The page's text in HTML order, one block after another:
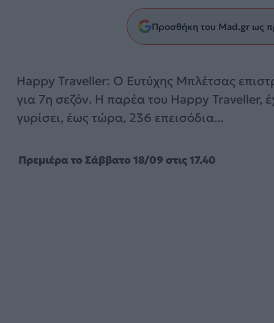
Προσθήκη του Mad.gr ως
Happy Traveller: Ο Ευτύχης Μπλέτσας
για 7η σεζόν. Η παρέα του Happy Traveller,
γυρίσει, έως τώρα, 236 επεισόδια...
Πρεμιέρα το Σάββατο 18/09 στις 17.40